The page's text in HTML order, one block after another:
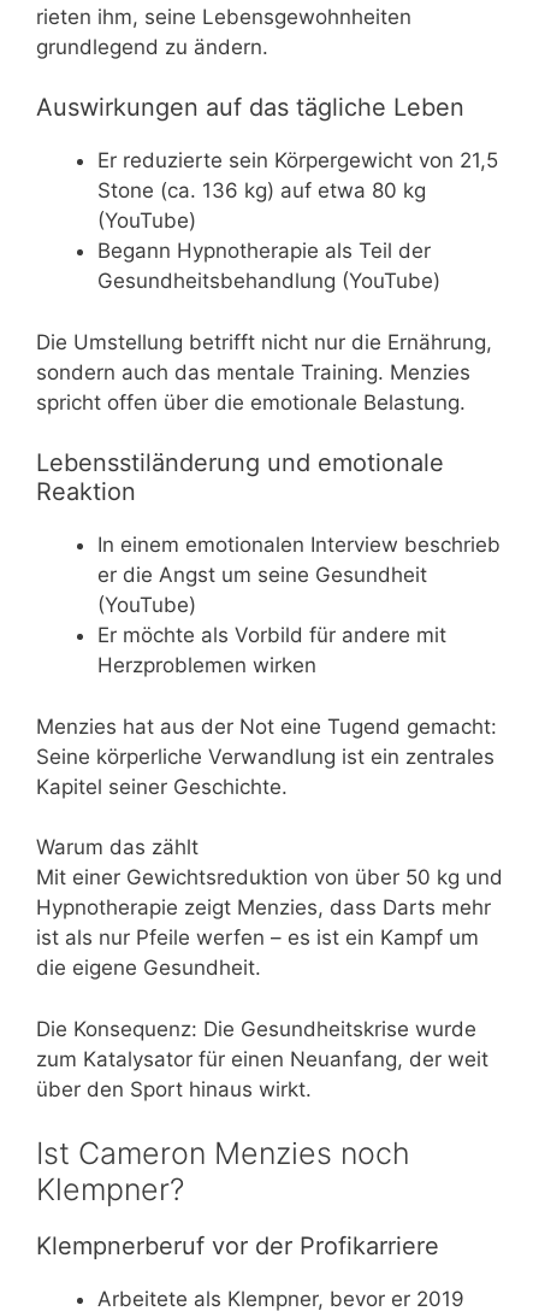
rieten ihm, seine Lebensgewohnheiten
grundlegend zu ändern.
Auswirkungen auf das tägliche Leben
Er reduzierte sein Körpergewicht von 21,5
Stone (ca. 136 kg) auf etwa 80 kg
(YouTube)
Begann Hypnotherapie als Teil der
Gesundheitsbehandlung (YouTube)
Die Umstellung betrifft nicht nur die Ernährung,
sondern auch das mentale Training. Menzies
spricht offen über die emotionale Belastung.
Lebensstiländerung und emotionale
Reaktion
In einem emotionalen Interview beschrieb
er die Angst um seine Gesundheit
(YouTube)
Er möchte als Vorbild für andere mit
Herzproblemen wirken
Menzies hat aus der Not eine Tugend gemacht:
Seine körperliche Verwandlung ist ein zentrales
Kapitel seiner Geschichte.
Warum das zählt
Mit einer Gewichtsreduktion von über 50 kg und
Hypnotherapie zeigt Menzies, dass Darts mehr
ist als nur Pfeile werfen – es ist ein Kampf um
die eigene Gesundheit.
Die Konsequenz: Die Gesundheitskrise wurde
zum Katalysator für einen Neuanfang, der weit
über den Sport hinaus wirkt.
Ist Cameron Menzies noch
Klempner?
Klempnerberuf vor der Profikarriere
Arbeitete als Klempner, bevor er 2019